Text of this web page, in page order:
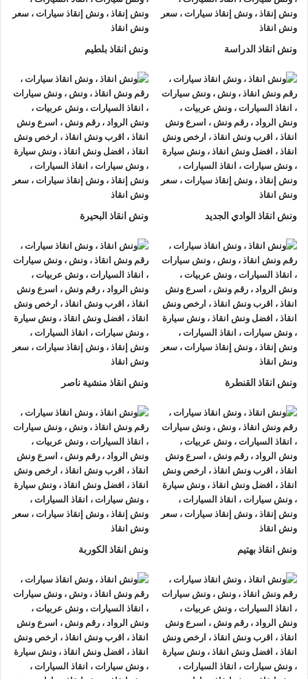
الطريق الزراعي
فنحنأرخص ونش انقاذوأسرع ونش انقاذو
ونش انقاذ
01093018585
01120018852
ونش أنقاذ الطريق الزراعي
يوما 24 يوميا.
ونش انقاذ سيارات الروادلأنقاذ السيارات اسرع و ارخصونش انقاذ
سيارات في الطريق الزراعي بخصم 50% اتصل بنا الان ليصلك
اقرب ونش انقاذ سيارات في الطريق الزراعيهناك العديد من
الظروف الطارئة التي قد تحدث لنا اثناء القيادة علي الطريق فمن
الممكن ان تتعرض لحادث سير مفاجي او ان تتعطل سيارتك وقد
تحتاج الي نقلها الي اقرب مركز صيانة او توكيل.
أذا كنت تبحث عن ونش انقاذ سياراتفي الطريق الزراعي اتصل بنا
الان علي01063144040
–
01093018585
–
01120018852
ونش انقاذ , ونش انقاذ سيارات
ونش انقاذ الطريق الزراعي
ونش انقاذ الطريق الزراعي
نقدم خدمة المساعدة على الطريق
ونش انقاذ الدراسة ونش انقاذ بلطيم
ونش انقاذ الوادي الجديد ونش انقاذ البحيرة
ونش انقاذ القنطرة ونش انقاذ منشية ناصر
ونش انقاذ بهتيم ونش انقاذ الكوربة